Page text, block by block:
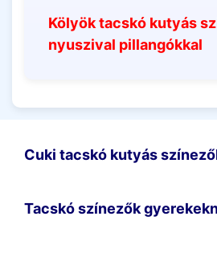
Kölyök tacskó kutyás
nyuszival pillangókkal
Cuki tacskó kutyás
Tacskó színezők